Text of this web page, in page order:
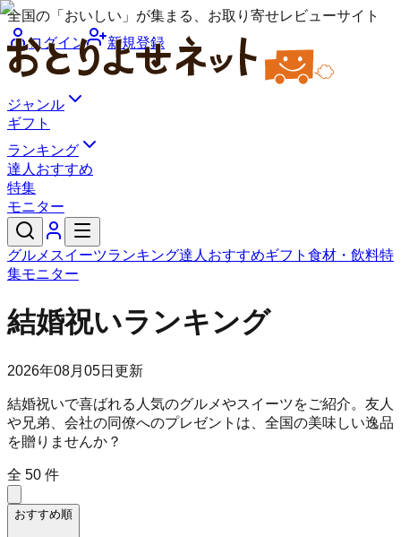
全国の「おいしい」が集まる、お取り寄せレビューサイト
ログイン
新規登録
ジャンル
ギフト
ランキング
達人おすすめ
特集
モニター
グルメ スイーツランキング達人おすすめギフト 食材・飲料特
集モニター
結婚祝いランキング
2026年08月05日 更新
結婚祝いで喜ばれる人気のグルメやスイーツをご紹介。友人
や兄弟、会社の同僚へのプレゼントは、全国の美味しい逸品
を贈りませんか？
全 50 件
おすすめ順